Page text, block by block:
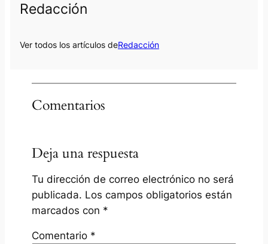
Redacción
Ver todos los artículos deRedacción
Comentarios
Deja una respuesta
Tu dirección de correo electrónico no será
publicada. Los campos obligatorios están
marcados con *
Comentario *